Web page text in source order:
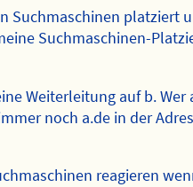
Suchmaschinen platziert
Suchmaschinen-
Weiterleitung auf b.
noch a.de in der
reagieren